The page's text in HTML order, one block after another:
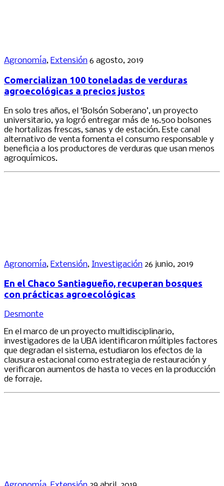
Agronomía, Extensión 6 agosto, 2019
Comercializan 100 toneladas de verduras
agroecológicas a precios justos
En solo tres años, el ‘Bolsón Soberano’, un proyecto
universitario, ya logró entregar más de 16.500 bolsones
de hortalizas frescas, sanas y de estación. Este canal
alternativo de venta fomenta el consumo responsable y
beneficia a los productores de verduras que usan menos
agroquímicos.
Agronomía, Extensión, Investigación 26 junio, 2019
En el Chaco Santiagueño, recuperan bosques
con prácticas agroecológicas
Desmonte
En el marco de un proyecto multidisciplinario,
investigadores de la UBA identificaron múltiples factores
que degradan el sistema, estudiaron los efectos de la
clausura estacional como estrategia de restauración y
verificaron aumentos de hasta 10 veces en la producción
de forraje.